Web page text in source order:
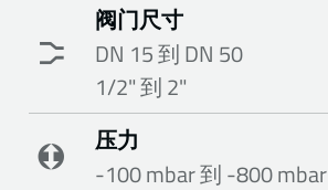
阀门尺寸
DN 15 到 DN 50
1/2" 到 2"
压力
-100 mbar 到 -800 mbar